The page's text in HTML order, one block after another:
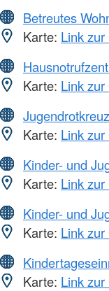
Betreutes
Karte: Link
Karte: Link
Jugendrotkreuz
Karte: Link
Kinder- und
Karte: Link
Kinder- und
Karte: Link
Karte: Link